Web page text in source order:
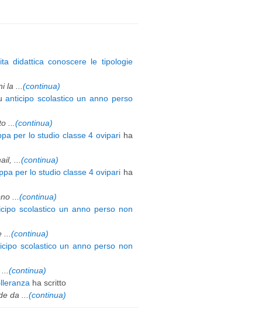
didattica conoscere le tipologie
la ... (continua)
anticipo scolastico un anno perso
... (continua)
per lo studio classe 4 ovipariha
... (continua)
per lo studio classe 4 ovipari ha
... (continua)
scolastico un anno perso non
(continua)
scolastico un anno perso non
(continua)
ha scritto
da ... (continua)